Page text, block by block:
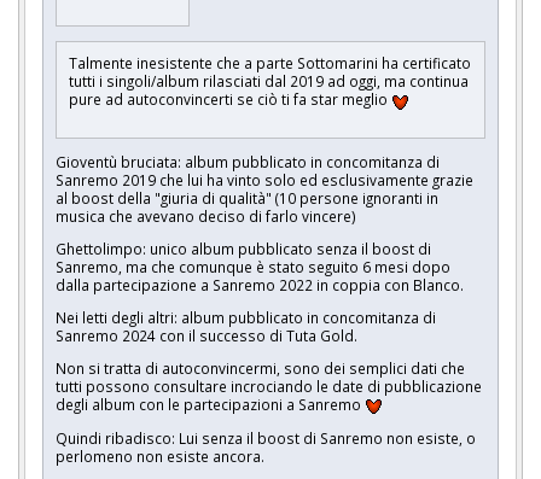
Talmente inesistente che a parte Sottomarini ha certificato
tutti i singoli/album rilasciati dal 2019 ad oggi, ma continua
pure ad autoconvincerti se ciò ti fa star meglio
Gioventù bruciata: album pubblicato in concomitanza di
Sanremo 2019 che lui ha vinto solo ed esclusivamente grazie
al boost della "giuria di qualità" (10 persone ignoranti in
musica che avevano deciso di farlo vincere)
Ghettolimpo: unico album pubblicato senza il boost di
Sanremo, ma che comunque è stato seguito 6 mesi dopo
dalla partecipazione a Sanremo 2022 in coppia con Blanco.
Nei letti degli altri: album pubblicato in concomitanza di
Sanremo 2024 con il successo di Tuta Gold.
Non si tratta di autoconvincermi, sono dei semplici dati che
tutti possono consultare incrociando le date di pubblicazione
degli album con le partecipazioni a Sanremo
Quindi ribadisco: Lui senza il boost di Sanremo non esiste, o
perlomeno non esiste ancora.